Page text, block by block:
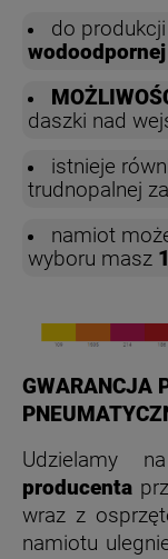
do
daszki nad
istnieje
trudnopalnej
namiot
wyboru masz
GWARANCJA
Udzielamy
producenta
wraz z
namiotu